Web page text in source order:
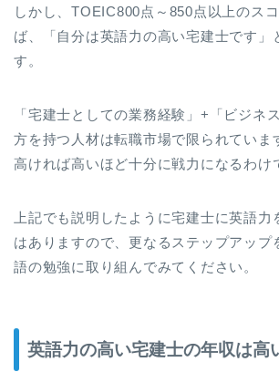
しかし、TOEIC800点～850点以上のス
ば、「自分は英語力の高い宅建士です」
す。
「宅建士としての業務経験」+「ビジネ
方を持つ人材は転職市場で限られていま
高ければ高いほど十分に戦力になるわけ
上記でも説明したように宅建士に英語力
はありますので、更なるステップアップ
語の勉強に取り組んでみてください。
英語力の高い宅建士の年収は高